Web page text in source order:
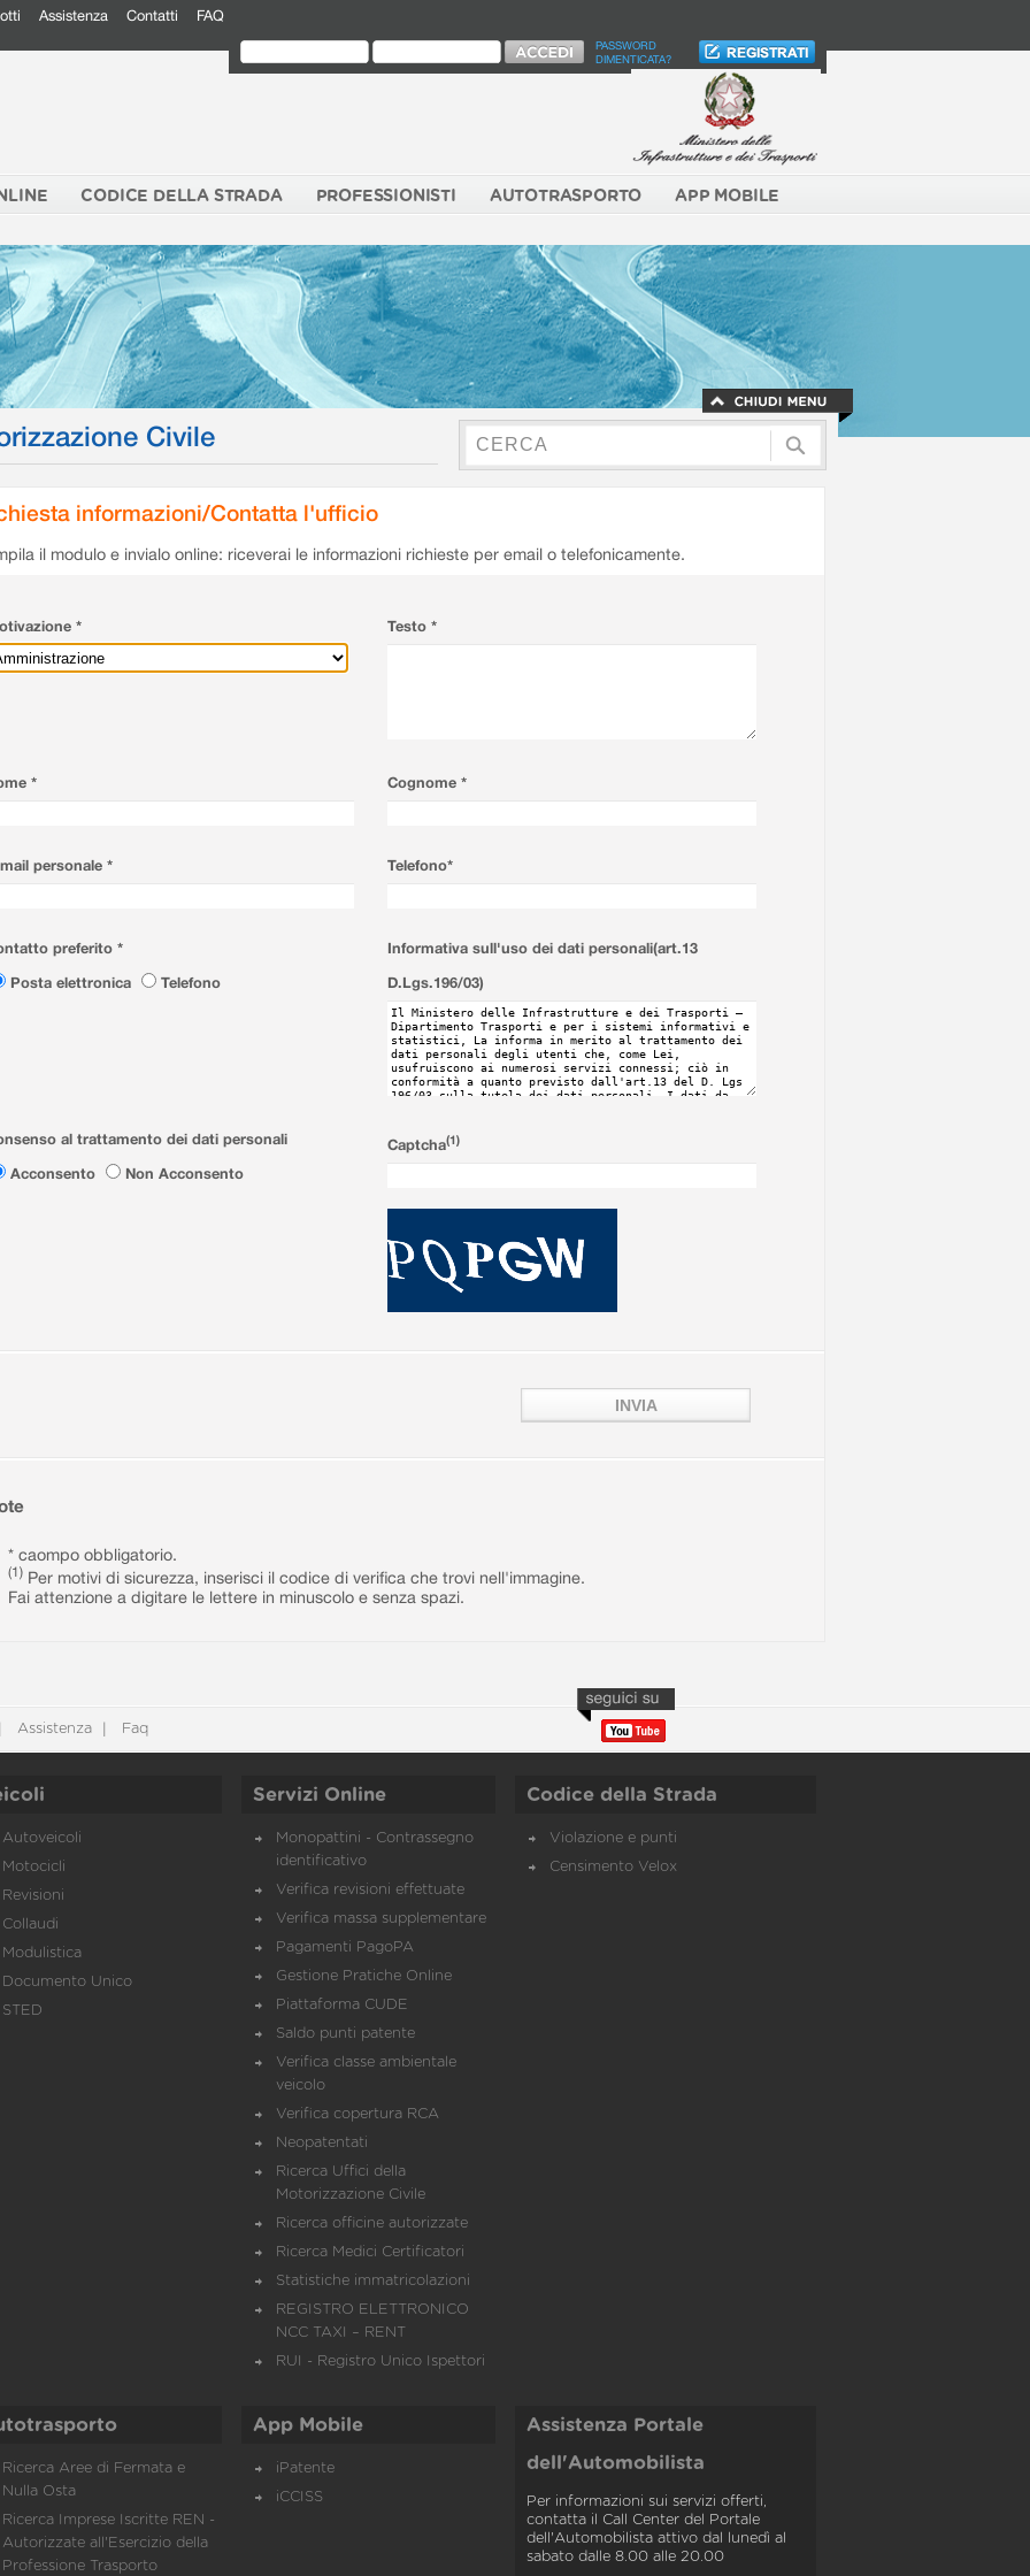
Assistenza Contatti FAQ
PASSWORD
DIMENTICATA?
CODICE DELLA STRADA PROFESSIONISTI AUTOTRASPORTO APP MOBILE
Civile
informazioni/Contatta l'ufficio
il modulo e invialo online: riceverai le informazioni richieste per email o telefonicamente.
* Testo *
* Cognome *
personale * Telefono*
preferito *
Posta elettronica
Telefono
Informativa sull'uso dei dati personali(art.13
D.Lgs.196/03)
al trattamento dei dati personali
Acconsento
Non Acconsento
Captcha(1)
* caompo obbligatorio.
(1) Per motivi di sicurezza, inserisci il codice di verifica che trovi nell'immagine.
Fai attenzione a digitare le lettere in minuscolo e senza spazi.
Assistenza Faq
Autoveicoli
Motocicli
Revisioni
Collaudi
Modulistica
Documento Unico
STED
Servizi Online
Monopattini - Contrassegno
identificativo
Verifica revisioni effettuate
Verifica massa supplementare
Pagamenti PagoPA
Gestione Pratiche Online
Piattaforma CUDE
Saldo punti patente
Verifica classe ambientale
veicolo
Verifica copertura RCA
Neopatentati
Ricerca Uffici della
Motorizzazione Civile
Ricerca officine autorizzate
Ricerca Medici Certificatori
Statistiche immatricolazioni
REGISTRO ELETTRONICO
NCC TAXI – RENT
RUI - Registro Unico Ispettori
Codice della Strada
Violazione e punti
Censimento Velox
Ricerca Aree di Fermata e
Nulla Osta
Ricerca Imprese Iscritte REN -
Autorizzate all'Esercizio della
Professione Trasporto
App Mobile
iPatente
iCCISS
Assistenza Portale
dell'Automobilista
Per informazioni sui servizi offerti,
contatta il Call Center del Portale
dell'Automobilista attivo dal lunedì al
sabato dalle 8.00 alle 20.00